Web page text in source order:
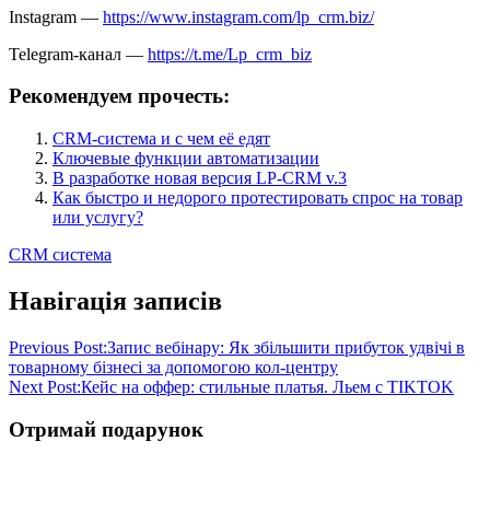
Instagram — https://www.instagram.com/lp_crm.biz/
Telegram-канал — https://t.me/Lp_crm_biz
Рекомендуем прочесть:
CRM-система и с чем её едят
Ключевые функции автоматизации
В разработке новая версия LP-CRM v.3
Как быстро и недорого протестировать спрос на товар
или услугу?
CRM система
Навігація записів
Previous Post:Запис вебінару: Як збільшити прибуток удвічі в
товарному бізнесі за допомогою кол-центру
Next Post:Кейс на оффер: стильные платья. Льем с TIKTOK
Отримай подарунок